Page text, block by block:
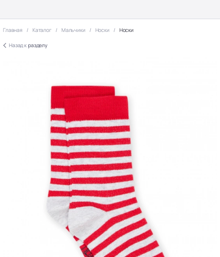
Главная Каталог Мальчики Носки Носки
Назад к разделу